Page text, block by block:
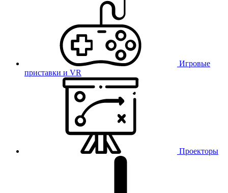
Игровые
приставки и VR
Проекторы